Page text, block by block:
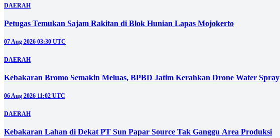
DAERAH
Petugas Temukan Sajam Rakitan di Blok Hunian Lapas Mojokerto
07 Aug 2026 03:30 UTC
DAERAH
Kebakaran Bromo Semakin Meluas, BPBD Jatim Kerahkan Drone Water Spray
06 Aug 2026 11:02 UTC
DAERAH
Kebakaran Lahan di Dekat PT Sun Papar Source Tak Ganggu Area Produksi